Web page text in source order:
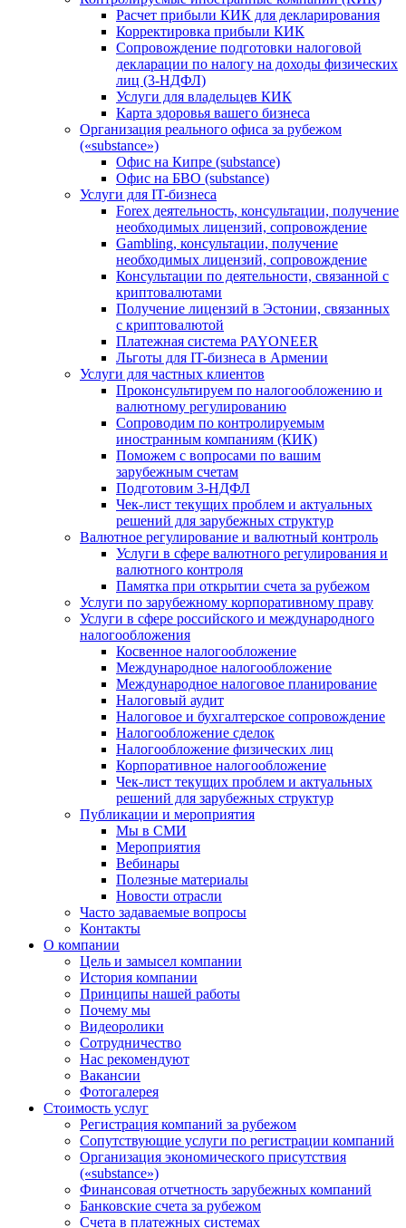
Расчет прибыли КИК для декларирования
Корректировка прибыли КИК
Сопровождение подготовки налоговой
декларации по налогу на доходы физических
лиц (3-НДФЛ)
Услуги для владельцев КИК
Карта здоровья вашего бизнеса
Организация реального офиса за рубежом
(«substance»)
Офис на Кипре (substance)
Офис на БВО (substance)
Услуги для IT-бизнеса
Forex деятельность, консультации, получение
необходимых лицензий, сопровождение
Gambling, консультации, получение
необходимых лицензий, сопровождение
Консультации по деятельности, связанной с
криптовалютами
Получение лицензий в Эстонии, связанных
с криптовалютой
Платежная система PAYONEER
Льготы для IT-бизнеса в Армении
Услуги для частных клиентов
Проконсультируем по налогообложению и
валютному регулированию
Сопроводим по контролируемым
иностранным компаниям (КИК)
Поможем с вопросами по вашим
зарубежным счетам
Подготовим 3-НДФЛ
Чек-лист текущих проблем и актуальных
решений для зарубежных структур
Валютное регулирование и валютный контроль
Услуги в сфере валютного регулирования и
валютного контроля
Памятка при открытии счета за рубежом
Услуги по зарубежному корпоративному праву
Услуги в сфере российского и международного
налогообложения
Косвенное налогообложение
Международное налогообложение
Международное налоговое планирование
Налоговый аудит
Налоговое и бухгалтерское сопровождение
Налогообложение сделок
Налогообложение физических лиц
Корпоративное налогообложение
Чек-лист текущих проблем и актуальных
решений для зарубежных структур
Публикации и мероприятия
Мы в СМИ
Мероприятия
Вебинары
Полезные материалы
Новости отрасли
Часто задаваемые вопросы
Контакты
О компании
Цель и замысел компании
История компании
Принципы нашей работы
Почему мы
Видеоролики
Сотрудничество
Нас рекомендуют
Вакансии
Фотогалерея
Стоимость услуг
Регистрация компаний за рубежом
Сопутствующие услуги по регистрации компаний
Организация экономического присутствия
(«substance»)
Финансовая отчетность зарубежных компаний
Банковские счета за рубежом
Счета в платежных системах